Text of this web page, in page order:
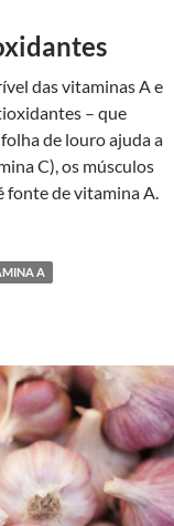
das vitaminas A e
– que
de louro ajuda a
C), os músculos
fonte de vitamina A.
A